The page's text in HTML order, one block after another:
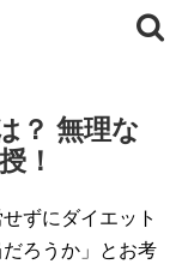
？ 無理な
！
ずにダイエット
ろうか」とお考